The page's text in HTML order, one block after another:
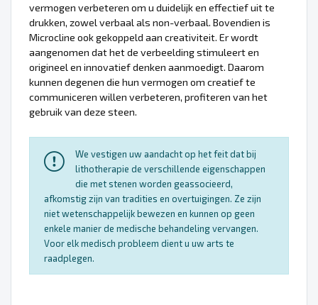
vermogen verbeteren om u duidelijk en effectief uit te
drukken, zowel verbaal als non-verbaal. Bovendien is
Microcline ook gekoppeld aan creativiteit. Er wordt
aangenomen dat het de verbeelding stimuleert en
origineel en innovatief denken aanmoedigt. Daarom
kunnen degenen die hun vermogen om creatief te
communiceren willen verbeteren, profiteren van het
gebruik van deze steen.
We vestigen uw aandacht op het feit dat bij
lithotherapie de verschillende eigenschappen
die met stenen worden geassocieerd,
afkomstig zijn van tradities en overtuigingen. Ze zijn
niet wetenschappelijk bewezen en kunnen op geen
enkele manier de medische behandeling vervangen.
Voor elk medisch probleem dient u uw arts te
raadplegen.